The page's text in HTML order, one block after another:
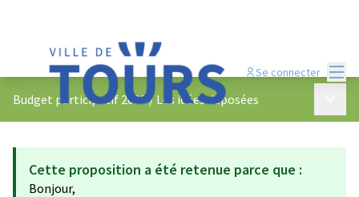
Se connecter
Budget participatif 2023/ Les idées déposées
Cette proposition a été retenue parce que :
Bonjour,